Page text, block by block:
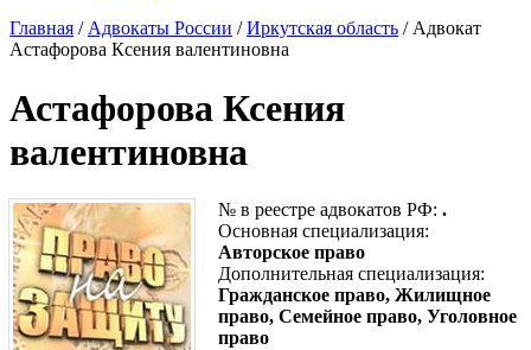
Главная / Адвокаты России /Иркутская область / Адвокат
Астафорова Ксения валентиновна
Астафорова Ксения
валентиновна
№ в реестре адвокатов РФ: .
Основная специализация:
Авторское право
Дополнительная специализация:
Гражданское право, Жилищное
право, Семейное право, Уголовное
право